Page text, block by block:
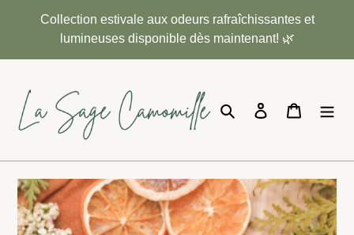
Collection estivale aux odeurs rafraîchissantes et
lumineuses disponible dès maintenant! 🌿
RechercherSe connecter
Panier